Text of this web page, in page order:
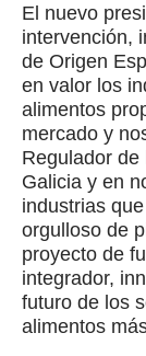
El nuevo
intervención,
de Origen
en valor los
alimentos
mercado y
Regulador
Galicia y en
industrias
orgulloso de
proyecto de
integrador,
futuro de los
alimentos